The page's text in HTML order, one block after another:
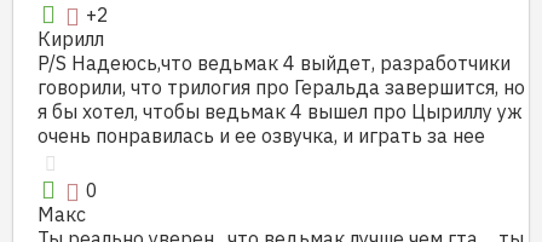
+2
Кирилл
P/S Надеюсь,что ведьмак 4 выйдет, разработчики
говорили, что трилогия про Геральда завершится, но
я бы хотел, чтобы ведьмак 4 вышел про Цыриллу уж
очень понравилась и ее озвучка, и играть за нее
0
Макс